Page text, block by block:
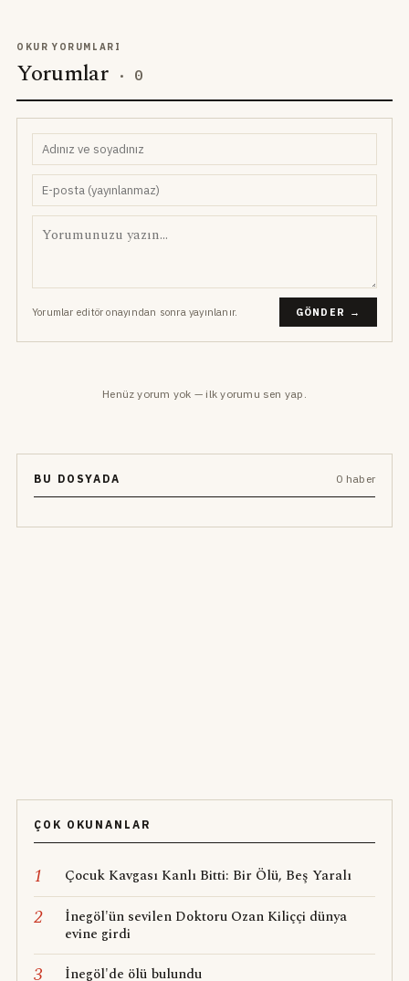
OKUR YORUMLARI
Yorumlar · 0
Yorumlar editör onayından sonra yayınlanır. GÖNDER →
Henüz yorum yok — ilk yorumu sen yap.
BU DOSYADA 0 haber
ÇOK OKUNANLAR
1 Çocuk Kavgası Kanlı Bitti: Bir Ölü, Beş Yaralı
2
İnegöl'ün sevilen Doktoru Ozan Kiliççi dünya
evine girdi
3 İnegöl'de ölü bulundu